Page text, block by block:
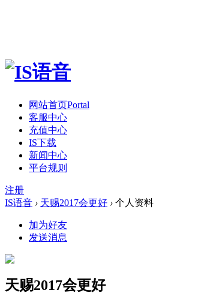
网站首页Portal
客服中心
充值中心
IS下载
新闻中心
平台规则
注册
IS语音 › 天赐2017会更好 › 个人资料
加为好友
发送消息
天赐2017会更好